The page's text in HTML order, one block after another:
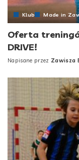
Klub Made in
Oferta
DRIVE!
Posted
Napisane przez Zawisza